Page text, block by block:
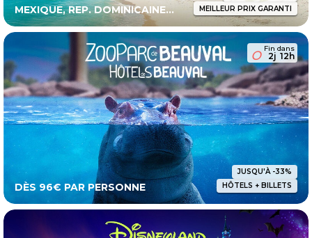
MEXIQUE, REP. DOMINICAINE...
MEILLEUR PRIX GARANTI
Fin dans
2j 12h
DÈS 96€ PAR PERSONNE
JUSQU'À -33%
HÔTELS + BILLETS